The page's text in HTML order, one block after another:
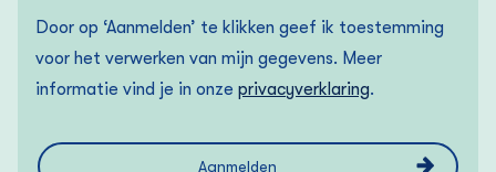
Door op ‘Aanmelden’ te klikken geef ik toestemming
voor het verwerken van mijn gegevens. Meer
informatie vind je in onze privacyverklaring.